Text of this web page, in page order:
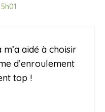
aidé à choisir
d’enroulement
top !